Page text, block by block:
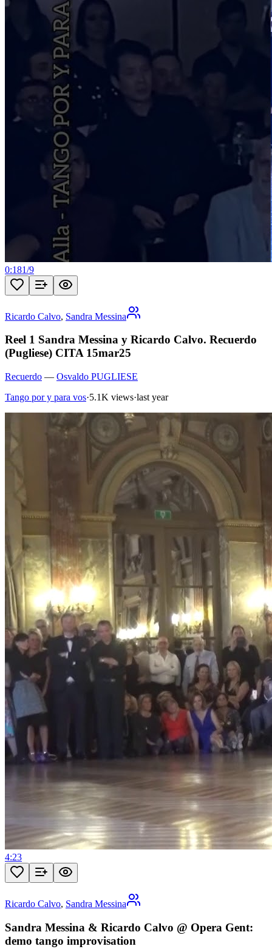
0:181/9
Ricardo Calvo, Sandra Messina
Reel 1 Sandra Messina y Ricardo Calvo. Recuerdo
(Pugliese) CITA 15mar25
Recuerdo — Osvaldo PUGLIESE
Tango por y para vos·5.1K views·last year
4:23
Ricardo Calvo, Sandra Messina
Sandra Messina & Ricardo Calvo @ Opera Gent:
demo tango improvisation